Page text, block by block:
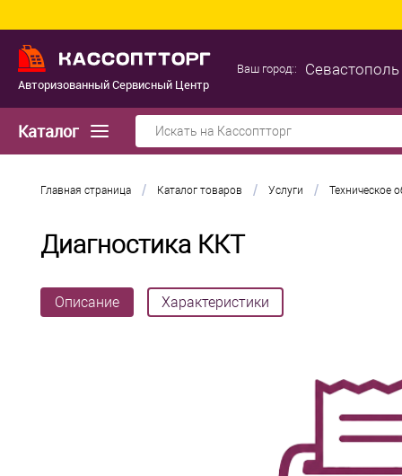
Авторизованный Сервисный Центр
Ваш город:: Севастополь
Каталог
Главная страница / Каталог товаров / Услуги / Техническое
Диагностика ККТ
Описание Характеристики